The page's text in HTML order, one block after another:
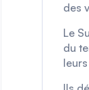
des
Le
du